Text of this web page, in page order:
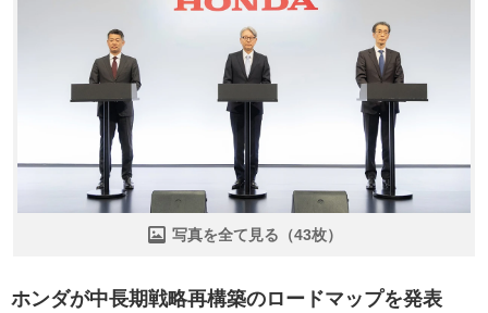
写真を全て見る（43枚）
ホンダが中長期戦略再構築のロードマップを発表